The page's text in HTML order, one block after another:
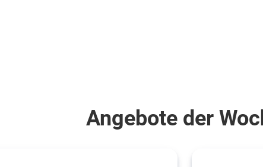
Angebote der